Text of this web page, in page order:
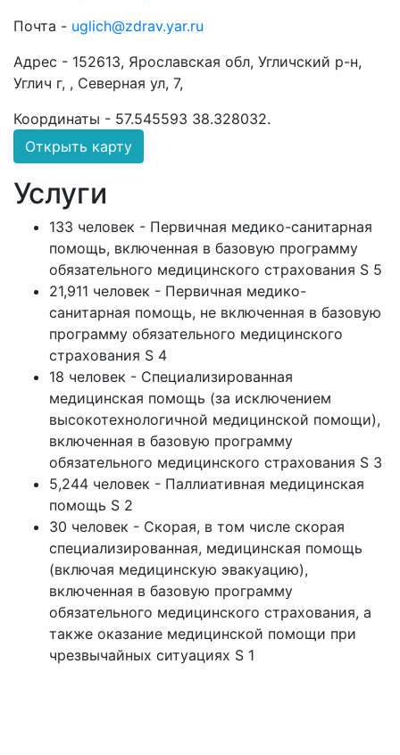
Почта - uglich@zdrav.yar.ru
Адрес - 152613, Ярославская обл, Угличский р-н,
Углич г, , Северная ул, 7,
Координаты - 57.545593 38.328032.
Открыть карту
Услуги
133 человек - Первичная медико-санитарная
помощь, включенная в базовую программу
обязательного медицинского страхования S 5
21,911 человек - Первичная медико-
санитарная помощь, не включенная в базовую
программу обязательного медицинского
страхования S 4
18 человек - Специализированная
медицинская помощь (за исключением
высокотехнологичной медицинской помощи),
включенная в базовую программу
обязательного медицинского страхования S 3
5,244 человек - Паллиативная медицинская
помощь S 2
30 человек - Скорая, в том числе скорая
специализированная, медицинская помощь
(включая медицинскую эвакуацию),
включенная в базовую программу
обязательного медицинского страхования, а
также оказание медицинской помощи при
чрезвычайных ситуациях S 1